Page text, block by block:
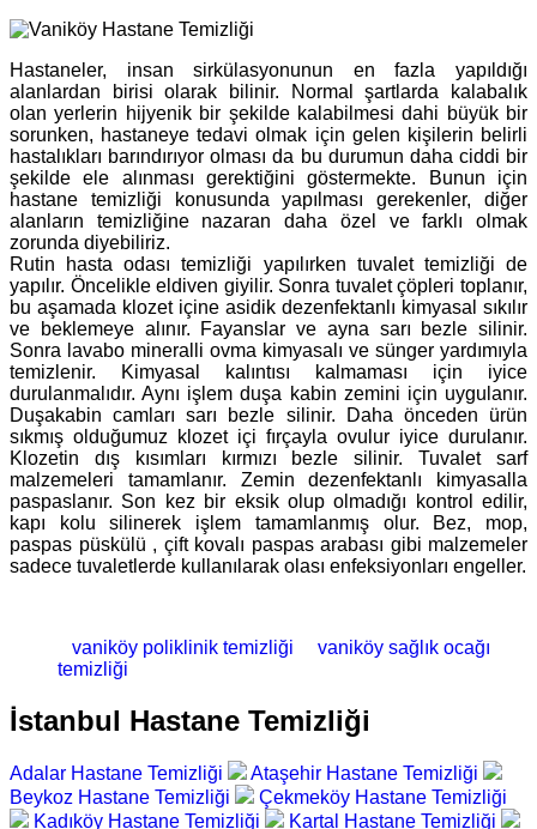
Hastaneler, insan sirkülasyonunun en fazla yapıldığı
alanlardan birisi olarak bilinir. Normal şartlarda kalabalık
olan yerlerin hijyenik bir şekilde kalabilmesi dahi büyük bir
sorunken, hastaneye tedavi olmak için gelen kişilerin belirli
hastalıkları barındırıyor olması da bu durumun daha ciddi bir
şekilde ele alınması gerektiğini göstermekte. Bunun için
hastane temizliği konusunda yapılması gerekenler, diğer
alanların temizliğine nazaran daha özel ve farklı olmak
zorunda diyebiliriz.
Rutin hasta odası temizliği yapılırken tuvalet temizliği de
yapılır. Öncelikle eldiven giyilir. Sonra tuvalet çöpleri toplanır,
bu aşamada klozet içine asidik dezenfektanlı kimyasal sıkılır
ve beklemeye alınır. Fayanslar ve ayna sarı bezle silinir.
Sonra lavabo mineralli ovma kimyasalı ve sünger yardımıyla
temizlenir. Kimyasal kalıntısı kalmaması için iyice
durulanmalıdır. Aynı işlem duşa kabin zemini için uygulanır.
Duşakabin camları sarı bezle silinir. Daha önceden ürün
sıkmış olduğumuz klozet içi fırçayla ovulur iyice durulanır.
Klozetin dış kısımları kırmızı bezle silinir. Tuvalet sarf
malzemeleri tamamlanır. Zemin dezenfektanlı kimyasalla
paspaslanır. Son kez bir eksik olup olmadığı kontrol edilir,
kapı kolu silinerek işlem tamamlanmış olur. Bez, mop,
paspas püskülü , çift kovalı paspas arabası gibi malzemeler
sadece tuvaletlerde kullanılarak olası enfeksiyonları engeller.
vaniköy poliklinik temizliği
vaniköy sağlık ocağı
temizliği
İstanbul Hastane Temizliği
Adalar Hastane Temizliği
Ataşehir Hastane Temizliği
Beykoz Hastane Temizliği
Çekmeköy Hastane Temizliği
Kadıköy Hastane Temizliği
Kartal Hastane Temizliği